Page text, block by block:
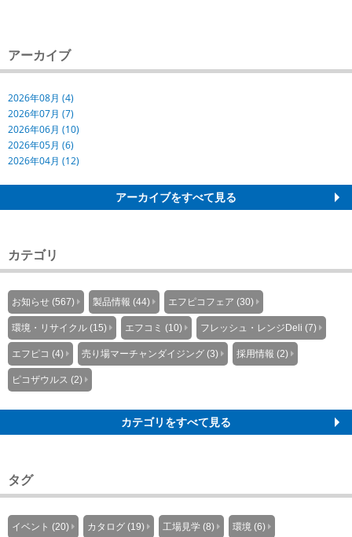
アーカイブ
2026年08月 (4)
2026年07月 (7)
2026年06月 (10)
2026年05月 (6)
2026年04月 (12)
アーカイブをすべて見る
カテゴリ
お知らせ (567) 製品情報 (44) エフピコフェア (30)
環境・リサイクル (15) エフコミ (10) フレッシュ・レンジDeli (7)
エフピコ (4) 売り場マーチャンダイジング (3) 採用情報 (2)
ピコザウルス (2)
カテゴリをすべて見る
タグ
イベント (20) カタログ (19) 工場見学 (8) 環境 (6)